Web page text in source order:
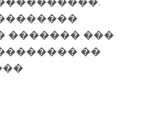
������� ���
��